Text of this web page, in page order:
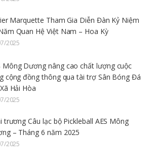
Marquette Tham Gia Diễn Đàn Kỷ Niệm
Quan Hệ Việt Nam – Hoa Kỳ
2025
Mông Dương nâng cao chất lượng cuộc
cộng đồng thông qua tài trợ Sân Bóng Đá
Hải Hòa
2025
trương Câu lạc bộ Pickleball AES Mông
– Tháng 6 năm 2025
2025